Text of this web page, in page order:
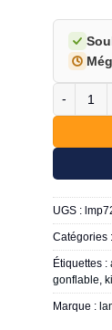
UGS :
Catégories
Étiquettes :
gonflable
Marque :